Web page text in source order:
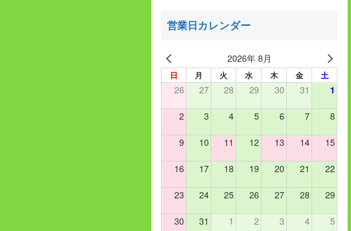
営業日カレンダー
2026年 8月
日 月 火 水 木 金 土
26 27 28 29 30 31 1
2 3 4 5 6 7 8
9 10 11 12 13 14 15
16 17 18 19 20 21 22
23 24 25 26 27 28 29
30 31 1 2 3 4 5